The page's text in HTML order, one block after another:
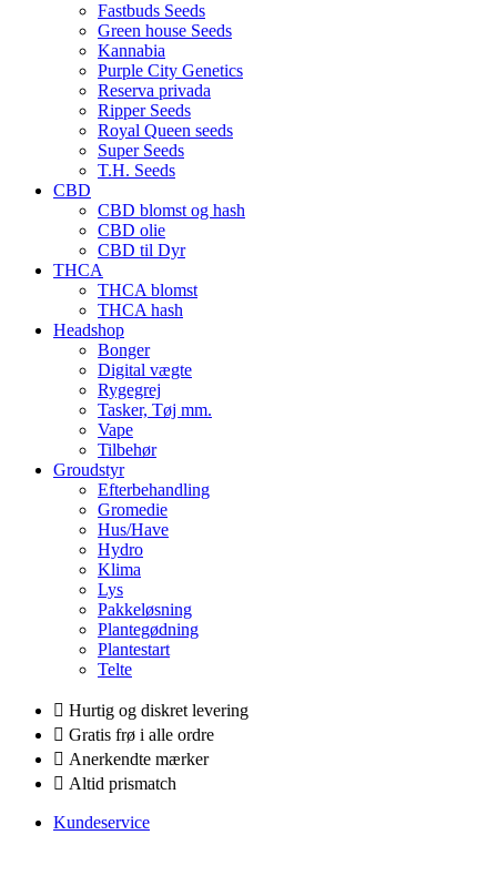
Fastbuds Seeds
Green house Seeds
Kannabia
Purple City Genetics
Reserva privada
Ripper Seeds
Royal Queen seeds
Super Seeds
T.H. Seeds
CBD
CBD blomst og hash
CBD olie
CBD til Dyr
THCA
THCA blomst
THCA hash
Headshop
Bonger
Digital vægte
Rygegrej
Tasker, Tøj mm.
Vape
Tilbehør
Groudstyr
Efterbehandling
Gromedie
Hus/Have
Hydro
Klima
Lys
Pakkeløsning
Plantegødning
Plantestart
Telte
Hurtig og diskret levering
Gratis frø i alle ordre
Anerkendte mærker
Altid prismatch
Kundeservice